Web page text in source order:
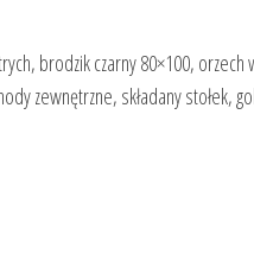
brodzik czarny 80×100, orzech
zewnętrzne, składany stołek,